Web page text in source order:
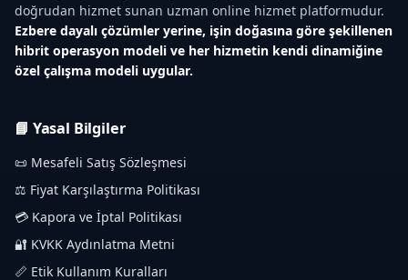
doğrudan hizmet sunan uzman online hizmet platformudur.
Ezbere dayalı çözümler yerine, işin doğasına göre şekillenen
hibrit operasyon modeli ve her hizmetin kendi dinamiğine
özel çalışma modeli uygular.
📘 Yasal Bilgiler
📜 Mesafeli Satış Sözleşmesi
⚖️ Fiyat Karşılaştırma Politikası
💳 Kapora ve İptal Politikası
🔐 KVKK Aydınlatma Metni
📏 Etik Kullanım Kuralları